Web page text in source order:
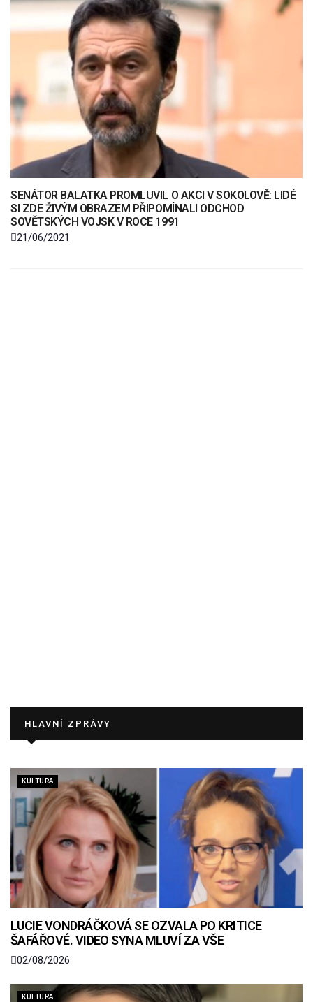
SENÁTOR BALATKA PROMLUVIL O AKCI V SOKOLOVĚ: LIDÉ
SI ZDE ŽIVÝM OBRAZEM PŘIPOMÍNALI ODCHOD
SOVĚTSKÝCH VOJSK V ROCE 1991
21/06/2021
HLAVNÍ ZPRÁVY
KULTURA
LUCIE VONDRÁČKOVÁ SE OZVALA PO KRITICE
ŠAFÁŘOVÉ. VIDEO SYNA MLUVÍ ZA VŠE
02/08/2026
KULTURA